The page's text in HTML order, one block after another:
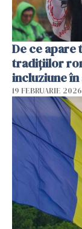
De ce apare
tradițiilor
incluziune
19 FEBRUARIE 2026